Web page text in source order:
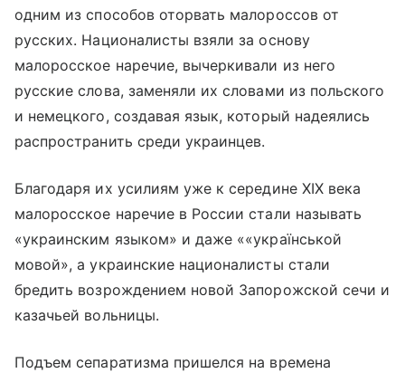
одним из способов оторвать малороссов от
русских. Националисты взяли за основу
малоросское наречие, вычеркивали из него
русские слова, заменяли их словами из польского
и немецкого, создавая язык, который надеялись
распространить среди украинцев.
Благодаря их усилиям уже к середине XIX века
малоросское наречие в России стали называть
«украинским языком» и даже ««українськой
мовой», а украинские националисты стали
бредить возрождением новой Запорожской сечи и
казачьей вольницы.
Подъем сепаратизма пришелся на времена